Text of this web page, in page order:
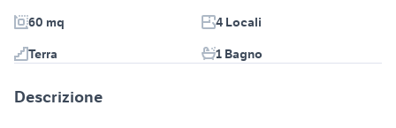
60 mq
4 Locali
Terra
1 Bagno
Descrizione